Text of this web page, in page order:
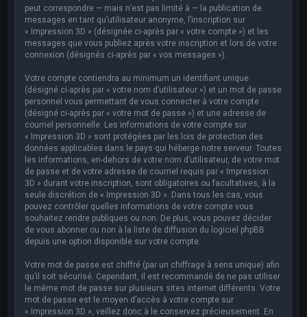
peut correspondre — mais n’est pas limité à — la publication de
messages en tant qu’utilisateur anonyme, l’inscription sur
« Impression 3D » (désignée ci-après par « votre compte ») et les
messages que vous publiez après votre inscription et lors de votre
connexion (désignés ci-après par « vos messages »).
Votre compte contiendra au minimum un identifiant unique
(désigné ci-après par « votre nom d’utilisateur ») et un mot de passe
personnel vous permettant de vous connecter à votre compte
(désigné ci-après par « votre mot de passe ») et une adresse de
courriel personnelle. Les informations de votre compte sur
« Impression 3D » sont protégées par les lois de protection des
données applicables dans le pays qui héberge notre serveur. Toutes
les informations, en-dehors de votre nom d’utilisateur, de votre mot
de passe et de votre adresse de courriel requis par « Impression
3D » durant votre inscription, sont obligatoires ou facultatives, à la
seule discrétion de « Impression 3D ». Dans tous les cas, vous
pouvez contrôler quelles informations de votre compte vous
souhaitez rendre publiques ou non. De plus, vous pouvez décider
de vous abonner ou non à la liste de diffusion du logiciel phpBB
depuis une option disponible sur votre compte.
Votre mot de passe est chiffré (par un chiffrage à sens unique) afin
qu’il soit sécurisé. Cependant, il est recommandé de ne pas utiliser
le même mot de passe sur plusieurs sites internet différents. Votre
mot de passe est le moyen d’accès à votre compte sur
« Impression 3D », veillez donc à le conservez précieusement. En